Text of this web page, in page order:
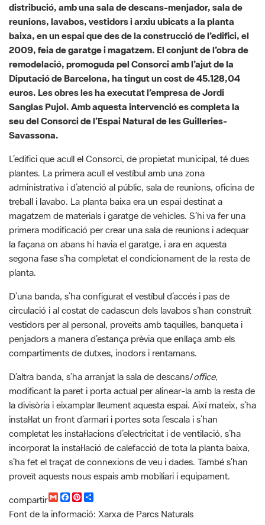
2009, feia de garatge i magatzem. El conjunt de l’obra de
remodelació, promoguda pel Consorci amb l’ajut de la
Diputació de Barcelona, ha tingut un cost de 45.128,04
euros. Les obres les ha executat l’empresa de Jordi
Sanglas Pujol. Amb aquesta intervenció es completa la
seu del Consorci de l’Espai Natural de les Guilleries-
Savassona.
L’edifici que acull el Consorci, de propietat municipal, té dues
plantes. La primera acull el vestíbul amb una zona
treball i lavabo. La planta baixa era un espai destinat a
magatzem de materials i garatge de vehicles. S’hi va fer una
primera modificació per crear una sala de reunions i adequar
la façana on abans hi havia el garatge, i ara en aquesta
segona fase s’ha completat el condicionament de la resta de
planta.
D’una banda, s’ha configurat el vestíbul d’accés i pas de
circulació i al costat de cadascun dels lavabos s’han construït
vestidors per al personal, proveïts amb taquilles, banqueta i
penjadors a manera d’estança prèvia que enllaça amb els
compartiments de dutxes, inodors i rentamans.
D’altra banda, s’ha arranjat la sala de descans/
,
modificant la paret i porta actual per alinear-la amb la resta de
la divisòria i eixamplar lleument aquesta espai. Així mateix, s’ha
instal·lat un front d’armari i portes sota l’escala i s’han
completat les instal·lacions d’electricitat i de ventilació, s’ha
incorporat la instal·lació de calefacció de tota la planta baixa,
s’ha fet el traçat de connexions de veu i dades. També s’han
proveït aquests nous espais amb mobiliari i equipament.
compartir
G
m
a
i
F
a
c
e
b
o
o
k
P
i
n
t
e
r
e
s
C
o
m
p
t
i
Font de la informació: Xarxa de Parcs Naturals
Categoria: Guilleries-Savassona, ODS,